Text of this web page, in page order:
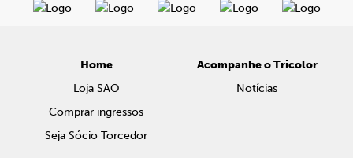
Home
Loja SAO
Comprar ingressos
Seja Sócio Torcedor
Acompanhe o Tricolor
Notícias